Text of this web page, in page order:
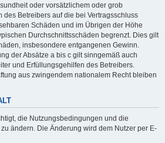
oder vorsätzlichem oder grob
des Betreibers auf die bei Vertragsschluss
Schäden und im Übrigen der Höhe
Durchschnittsschäden begrenzt. Dies gilt
insbesondere entgangenen Gewinn.
der Absätze a bis c gilt sinngemäß auch
und Erfüllungsgehilfen des Betreibers.
aus zwingendem nationalem Recht bleiben
die Nutzungsbedingungen und die
ändern. Die Änderung wird dem Nutzer per E-